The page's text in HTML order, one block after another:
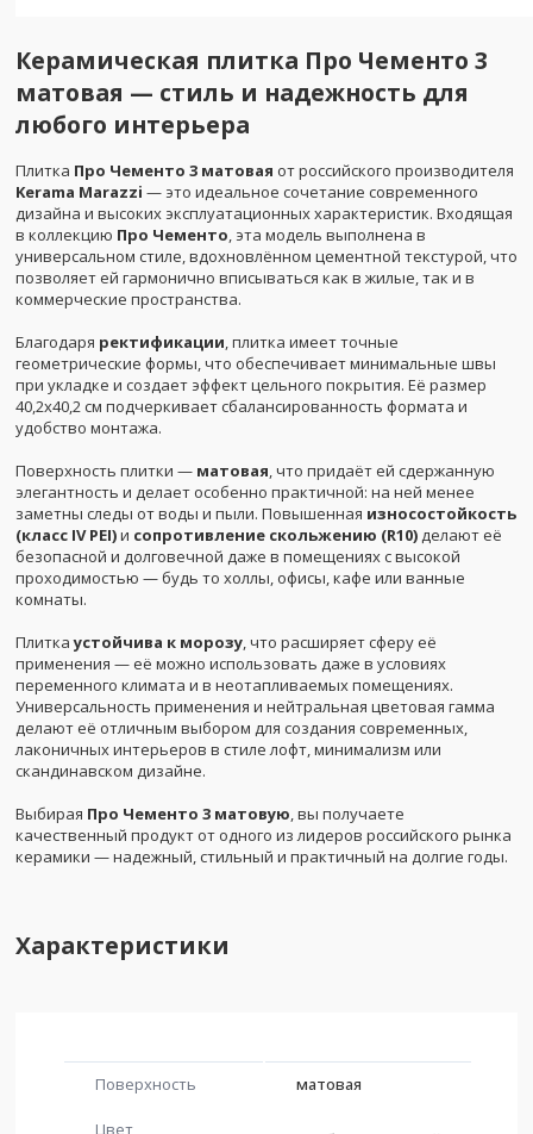
Керамическая плитка Про Чементо 3
матовая — стиль и надежность для
любого интерьера
Плитка Про Чементо 3 матовая от российского производителя
Kerama Marazzi — это идеальное сочетание современного
дизайна и высоких эксплуатационных характеристик. Входящая
в коллекцию Про Чементо, эта модель выполнена в
универсальном стиле, вдохновлённом цементной текстурой, что
позволяет ей гармонично вписываться как в жилые, так и в
коммерческие пространства.
Благодаря ректификации, плитка имеет точные
геометрические формы, что обеспечивает минимальные швы
при укладке и создает эффект цельного покрытия. Её размер
40,2x40,2 см подчеркивает сбалансированность формата и
удобство монтажа.
Поверхность плитки — матовая, что придаёт ей сдержанную
элегантность и делает особенно практичной: на ней менее
заметны следы от воды и пыли. Повышенная износостойкость
(класс IV PEI)и сопротивление скольжению (R10)делают её
безопасной и долговечной даже в помещениях с высокой
проходимостью — будь то холлы, офисы, кафе или ванные
комнаты.
Плиткаустойчива к морозу, что расширяет сферу её
применения — её можно использовать даже в условиях
переменного климата и в неотапливаемых помещениях.
Универсальность применения и нейтральная цветовая гамма
делают её отличным выбором для создания современных,
лаконичных интерьеров в стиле лофт, минимализм или
скандинавском дизайне.
Выбирая Про Чементо 3 матовую, вы получаете
качественный продукт от одного из лидеров российского рынка
керамики — надежный, стильный и практичный на долгие годы.
Характеристики
Поверхность матовая
Цвет